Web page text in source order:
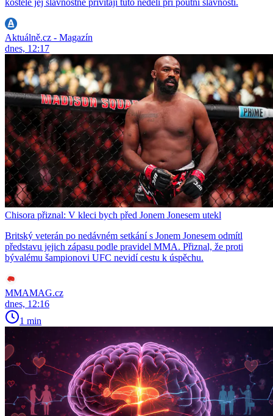
kostele jej slavnostně přivítají tuto neděli při poutní slavnosti.
Aktuálně.cz - Magazín
dnes, 12:17
Chisora přiznal: V kleci bych před Jonem Jonesem utekl
Britský veterán po nedávném setkání s Jonem Jonesem odmítl
představu jejich zápasu podle pravidel MMA. Přiznal, že proti
bývalému šampionovi UFC nevidí cestu k úspěchu.
MMAMAG.cz
dnes, 12:16
1 min